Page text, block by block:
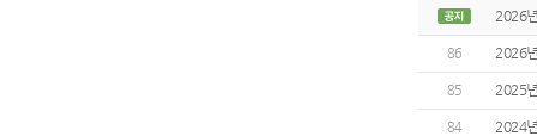
2026
86 2026
85 2025
84 2024